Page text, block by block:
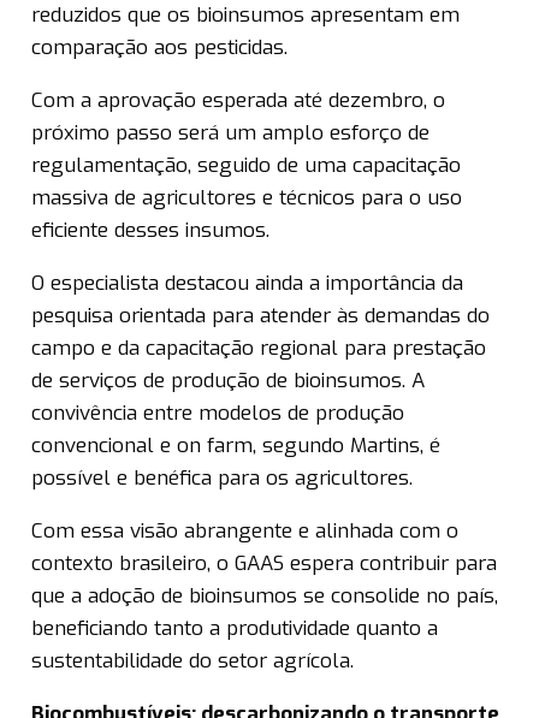
reduzidos que os bioinsumos apresentam em
comparação aos pesticidas.
Com a aprovação esperada até dezembro, o
próximo passo será um amplo esforço de
regulamentação, seguido de uma capacitação
massiva de agricultores e técnicos para o uso
eficiente desses insumos.
O especialista destacou ainda a importância da
pesquisa orientada para atender às demandas do
campo e da capacitação regional para prestação
de serviços de produção de bioinsumos. A
convivência entre modelos de produção
convencional e on farm, segundo Martins, é
possível e benéfica para os agricultores.
Com essa visão abrangente e alinhada com o
contexto brasileiro, o GAAS espera contribuir para
que a adoção de bioinsumos se consolide no país,
beneficiando tanto a produtividade quanto a
sustentabilidade do setor agrícola.